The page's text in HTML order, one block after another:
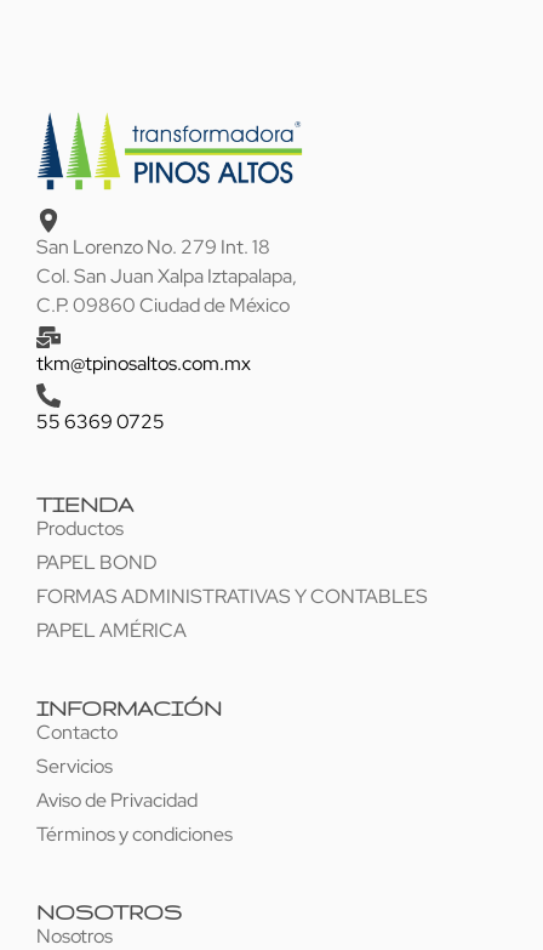
San Lorenzo No. 279 Int. 18
Col. San Juan Xalpa Iztapalapa,
C.P. 09860 Ciudad de México
tkm@tpinosaltos.com.mx
55 6369 0725
TIENDA
Productos
PAPEL BOND
FORMAS ADMINISTRATIVAS Y CONTABLES
PAPEL AMÉRICA
INFORMACIÓN
Contacto
Servicios
Aviso de Privacidad
Términos y condiciones
NOSOTROS
Nosotros